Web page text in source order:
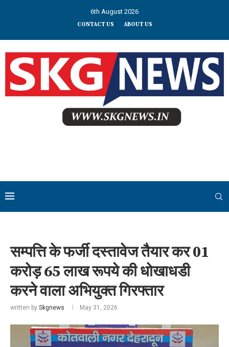
6th August 2026
CONTACT US ABOUT US
सम्पत्ति के फर्जी दस्तावेज तैयार कर 01
करोड़ 65 लाख रूपये की धोखाधडी
करने वाला अभियुक्त गिरफ्तार
written by Skgnews May 31, 2026